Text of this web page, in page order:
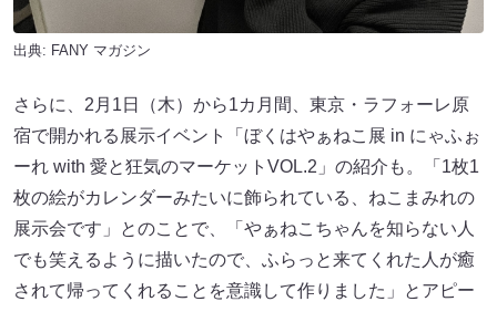
出典: FANY マガジン
さらに、2月1日（木）から1カ月間、東京・ラフォーレ原
宿で開かれる展示イベント「ぼくはやぁねこ展 in にゃふぉ
ーれ with 愛と狂気のマーケットVOL.2」の紹介も。「1枚1
枚の絵がカレンダーみたいに飾られている、ねこまみれの
展示会です」とのことで、「やぁねこちゃんを知らない人
でも笑えるように描いたので、ふらっと来てくれた人が癒
されて帰ってくれることを意識して作りました」とアピー